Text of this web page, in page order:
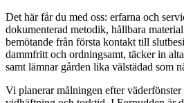
Det här får du med oss: erfarna och
dokumenterad metodik, hållbara
bemötande från första kontakt till
dammfritt och ordningsamt, täcker in
samt lämnar gården lika välstädad som
Vi planerar målningen efter